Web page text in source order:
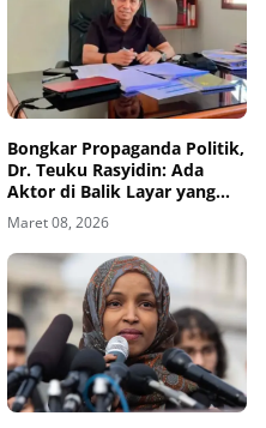
Bongkar Propaganda Politik,
Dr. Teuku Rasyidin: Ada
Aktor di Balik Layar yang
Targetkan Mualem
Maret 08, 2026